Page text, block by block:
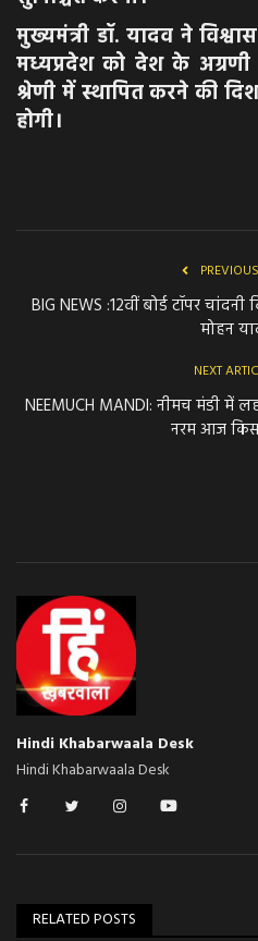
मुख्यमंत्री डॉ. यादव ने
मध्यप्रदेश को देश के अग्रणी
श्रेणी में स्थापित करने की
होगी।
BIG NEWS :12वीं बोर्ड टॉपर
मोहन
NEXT
NEEMUCH MANDI: नीमच मंडी में
नरम आज
Hindi Khabarwaala Desk
Hindi Khabarwaala Desk
RELATED POSTS